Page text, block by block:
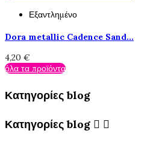
Εξαντλημένο
Dora metallic Cadence Sand...
4,20 €
όλα τα προϊόντα
Κατηγορίες blog
Κατηγορίες blog  